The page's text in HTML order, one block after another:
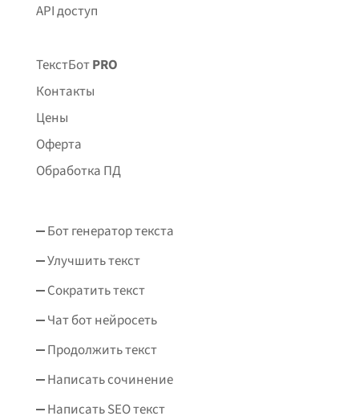
API доступ
ТекстБотPRO
Контакты
Цены
Оферта
Обработка ПД
Бот генератор текста
Улучшить текст
Сократить текст
Чат бот нейросеть
Продолжить текст
Написать сочинение
Написать SEO текст